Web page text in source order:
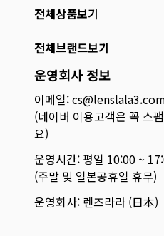
전체상품보기
전체브랜드보기
운영회사 정보
이메일:
(네이버 이용고객은 꼭 스
요)
운영시간: 평일 10:00 ~
(주말 및 일본공휴일 휴무)
운영회사: 렌즈라라 (日本)